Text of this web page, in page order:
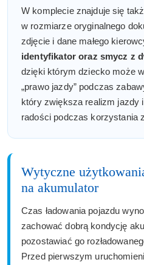
W komplecie znajduje się
w rozmiarze oryginalnego
zdjęcie i dane małego
identyfikator oraz smycz z
dzięki którym dziecko może
„prawo jazdy” podczas
który zwiększa realizm jazdy
radości podczas korzystania
Wytyczne
na akumulator
Czas ładowania pojazdu
zachować dobrą kondycję
pozostawiać go
Przed pierwszym